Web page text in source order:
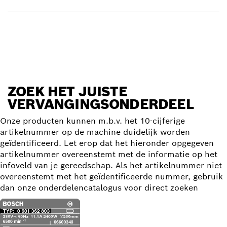
ZOEK HET JUISTE
VERVANGINGSONDERDEEL
Onze producten kunnen m.b.v. het 10-cijferige
artikelnummer op de machine duidelijk worden
geïdentificeerd. Let erop dat het hieronder opgegeven
artikelnummer overeenstemt met de informatie op het
infoveld van je gereedschap. Als het artikelnummer niet
overeenstemt met het geïdentificeerde nummer, gebruik
dan onze onderdelencatalogus voor direct zoeken